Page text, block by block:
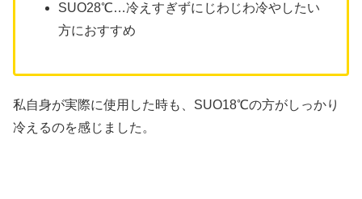
SUO28℃…冷えすぎずにじわじわ冷やしたい
方におすすめ
私自身が実際に使用した時も、SUO18℃の方がしっかり
冷えるのを感じました。